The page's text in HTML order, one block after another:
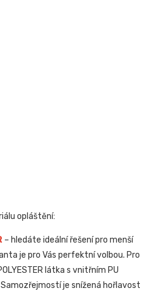
opláštění:
– hledáte ideální řešení pro menší
je pro Vás perfektní volbou. Pro
látka s vnitřním PU
Samozřejmostí je snížená hořlavost